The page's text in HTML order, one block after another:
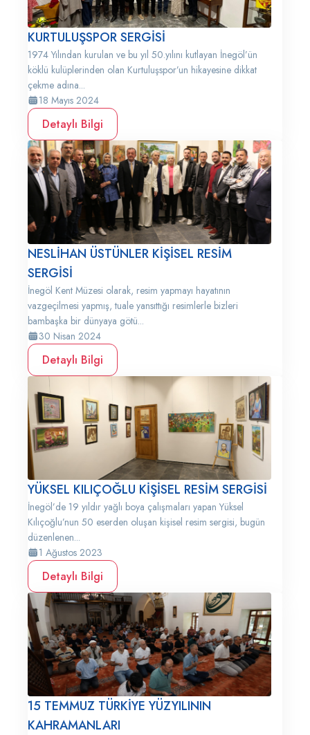
KURTULUŞSPOR SERGİSİ
1974 Yılından kurulan ve bu yıl 50.yılını kutlayan İnegöl’ün
köklü kulüplerinden olan Kurtuluşspor’un hikayesine dikkat
çekme adına...
18 Mayıs 2024
Detaylı Bilgi
NESLİHAN ÜSTÜNLER KİŞİSEL RESİM
SERGİSİ
İnegöl Kent Müzesi olarak, resim yapmayı hayatının
vazgeçilmesi yapmış, tuale yansıttığı resimlerle bizleri
bambaşka bir dünyaya götü...
30 Nisan 2024
Detaylı Bilgi
YÜKSEL KILIÇOĞLU KİŞİSEL RESİM SERGİSİ
İnegöl’de 19 yıldır yağlı boya çalışmaları yapan Yüksel
Kılıçoğlu’nun 50 eserden oluşan kişisel resim sergisi, bugün
düzenlenen...
1 Ağustos 2023
Detaylı Bilgi
15 TEMMUZ TÜRKİYE YÜZYILININ
KAHRAMANLARI